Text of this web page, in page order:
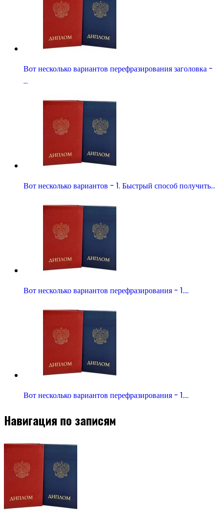
Вот несколько вариантов перефразирования заголовка -
…
Вот несколько вариантов - 1. Быстрый способ получить…
Вот несколько вариантов перефразирования - 1.…
Вот несколько вариантов перефразирования - 1.…
Навигация по записям